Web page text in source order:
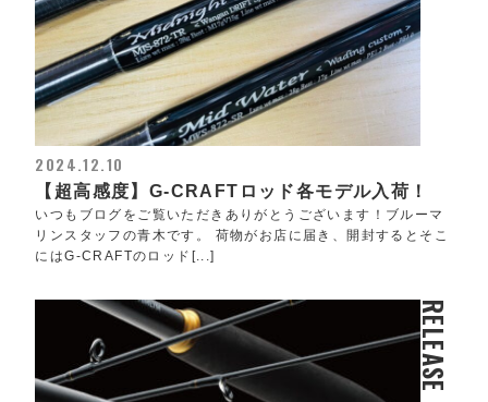
2024.12.10
【超高感度】G-CRAFTロッド各モデル入荷！
いつもブログをご覧いただきありがとうございます！ブルーマ
リンスタッフの青木です。 荷物がお店に届き、開封するとそこ
にはG-CRAFTのロッド[...]
RELEASE